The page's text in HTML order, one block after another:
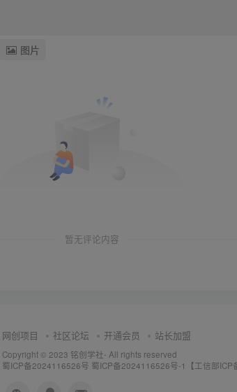
图片
暂无评论内容
网创项目 社区论坛 开通会员 站长加盟
Copyright © 2023 铭创学社- All rights reserved
蜀ICP备2024116526号 蜀ICP备2024116526号-1【工信部ICP